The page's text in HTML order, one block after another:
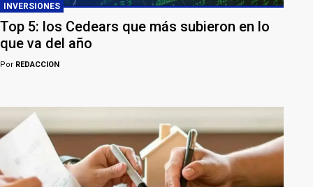
INVERSIONES
Top 5: los Cedears que más subieron en lo
que va del año
Por REDACCION